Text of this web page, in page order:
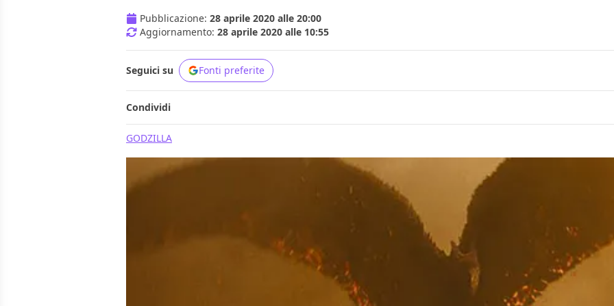
Pubblicazione: 28 aprile 2020 alle 20:00
Aggiornamento: 28 aprile 2020 alle 10:55
Seguici su Fonti preferite
Condividi
GODZILLA